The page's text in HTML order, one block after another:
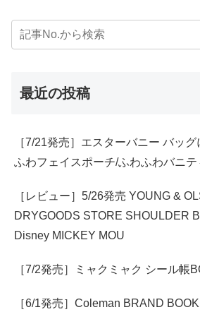
最近の投稿
［7/21発売］エスターバニー バッ
ふわフェイスポーチ/ふわふわバニテ
［レビュー］5/26発売 YOUNG &
DRYGOODS STORE SHOULDER
Disney MICKEY MOU
［7/2発売］ミャクミャク シール帳
［6/1発売］Coleman BRAND